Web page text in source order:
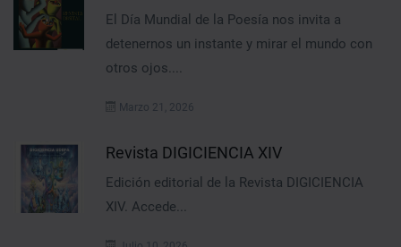
El Día Mundial de la Poesía nos invita a
detenernos un instante y mirar el mundo con
otros ojos....
Marzo 21, 2026
Revista DIGICIENCIA XIV
Edición editorial de la Revista DIGICIENCIA
XIV. Accede...